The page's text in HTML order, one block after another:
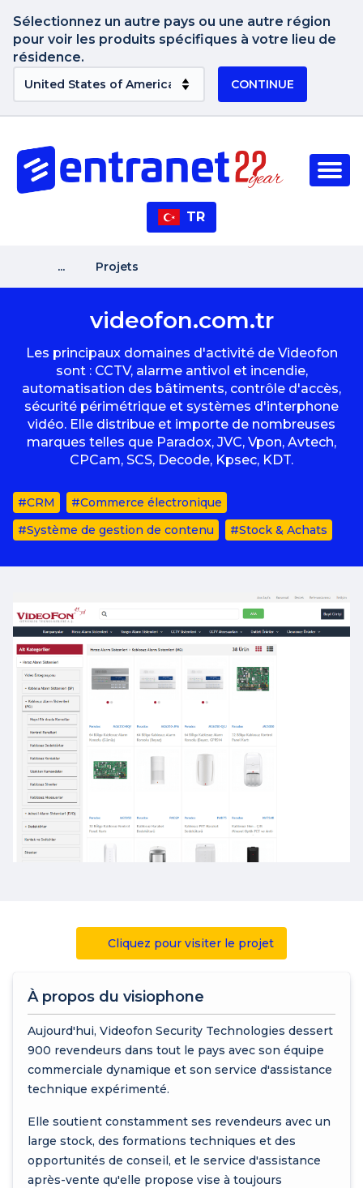
Sélectionnez un autre pays ou une autre région
pour voir les produits spécifiques à votre lieu de
résidence.
CONTINUE
TR
... Projets
videofon.com.tr
Les principaux domaines d'activité de Videofon
sont : CCTV, alarme antivol et incendie,
automatisation des bâtiments, contrôle d'accès,
sécurité périmétrique et systèmes d'interphone
vidéo. Elle distribue et importe de nombreuses
marques telles que Paradox, JVC, Vpon, Avtech,
CPCam, SCS, Decode, Kpsec, KDT.
#CRM
#Commerce électronique
#Système de gestion de contenu
#Stock & Achats
Cliquez pour visiter le projet
À propos du visiophone
Aujourd'hui, Videofon Security Technologies dessert
900 revendeurs dans tout le pays avec son équipe
commerciale dynamique et son service d'assistance
technique expérimenté.
Elle soutient constamment ses revendeurs avec un
large stock, des formations techniques et des
opportunités de conseil, et le service d'assistance
après-vente qu'elle propose vise à toujours